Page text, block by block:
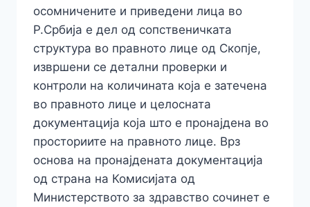
осомничените и приведени лица во
Р.Србија е дел од сопственичката
структура во правното лице од Скопје,
извршени се детални проверки и
контроли на количината која е затечена
во правното лице и целосната
документација која што е пронајдена во
просториите на правното лице. Врз
основа на пронајдената документација
од страна на Комисијата од
Министерството за здравство сочинет е